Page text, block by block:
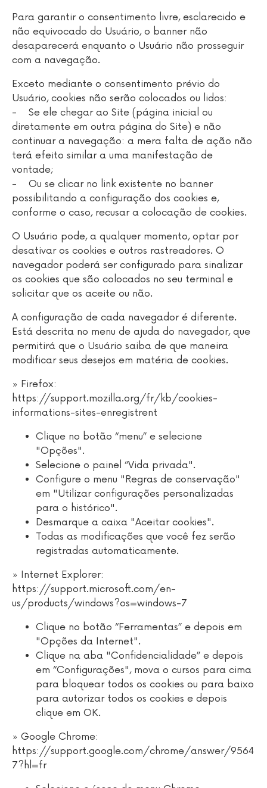
Para garantir o consentimento livre, esclarecido e
não equivocado do Usuário, o banner não
desaparecerá enquanto o Usuário não prosseguir
com a navegação.
Exceto mediante o consentimento prévio do
Usuário, cookies não serão colocados ou lidos:
- Se ele chegar ao Site (página inicial ou
diretamente em outra página do Site) e não
continuar a navegação: a mera falta de ação não
terá efeito similar a uma manifestação de
vontade;
- Ou se clicar no link existente no banner
possibilitando a configuração dos cookies e,
conforme o caso, recusar a colocação de cookies.
O Usuário pode, a qualquer momento, optar por
desativar os cookies e outros rastreadores. O
navegador poderá ser configurado para sinalizar
os cookies que são colocados no seu terminal e
solicitar que os aceite ou não.
A configuração de cada navegador é diferente.
Está descrita no menu de ajuda do navegador, que
permitirá que o Usuário saiba de que maneira
modificar seus desejos em matéria de cookies.
» Firefox:
https://support.mozilla.org/fr/kb/cookies-
informations-sites-enregistrent
Clique no botão “menu” e selecione
"Opções".
Selecione o painel “Vida privada".
Configure o menu "Regras de conservação"
em "Utilizar configurações personalizadas
para o histórico".
Desmarque a caixa "Aceitar cookies".
Todas as modificações que você fez serão
registradas automaticamente.
» Internet Explorer:
https://support.microsoft.com/en-
us/products/windows?os=windows-7
Clique no botão “Ferramentas” e depois em
"Opções da Internet".
Clique na aba "Confidencialidade” e depois
em “Configurações", mova o cursos para cima
para bloquear todos os cookies ou para baixo
para autorizar todos os cookies e depois
clique em OK.
» Google Chrome:
https://support.google.com/chrome/answer/9564
7?hl=fr